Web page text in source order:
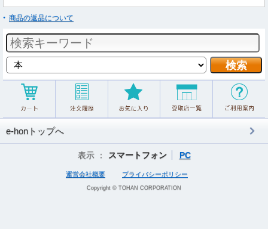
商品の返品について
e-honトップへ
表示 ： スマートフォン PC
運営会社概要 プライバシーポリシー
Copyright © TOHAN CORPORATION